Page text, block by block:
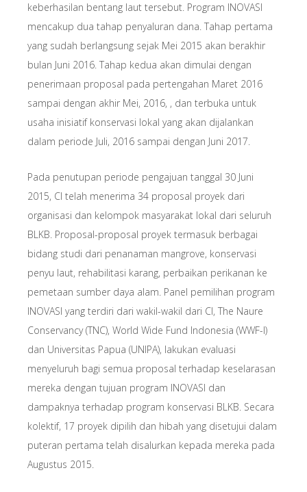
keberhasilan bentang laut tersebut. Program INOVASI
mencakup dua tahap penyaluran dana. Tahap pertama
yang sudah berlangsung sejak Mei 2015 akan berakhir
bulan Juni 2016. Tahap kedua akan dimulai dengan
penerimaan proposal pada pertengahan Maret 2016
sampai dengan akhir Mei, 2016, , dan terbuka untuk
usaha inisiatif konservasi lokal yang akan dijalankan
dalam periode Juli, 2016 sampai dengan Juni 2017.
Pada penutupan periode pengajuan tanggal 30 Juni
2015, CI telah menerima 34 proposal proyek dari
organisasi dan kelompok masyarakat lokal dari seluruh
BLKB. Proposal-proposal proyek termasuk berbagai
bidang studi dari penanaman mangrove, konservasi
penyu laut, rehabilitasi karang, perbaikan perikanan ke
pemetaan sumber daya alam. Panel pemilihan program
INOVASI yang terdiri dari wakil-wakil dari CI, The Naure
Conservancy (TNC), World Wide Fund Indonesia (WWF-I)
dan Universitas Papua (UNIPA), lakukan evaluasi
menyeluruh bagi semua proposal terhadap keselarasan
mereka dengan tujuan program INOVASI dan
dampaknya terhadap program konservasi BLKB. Secara
kolektif, 17 proyek dipilih dan hibah yang disetujui dalam
puteran pertama telah disalurkan kepada mereka pada
Augustus 2015.